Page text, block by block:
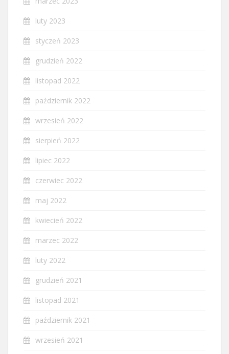
luty 2023
styczeń 2023
grudzień 2022
listopad 2022
październik 2022
wrzesień 2022
sierpień 2022
lipiec 2022
czerwiec 2022
maj 2022
kwiecień 2022
marzec 2022
luty 2022
grudzień 2021
listopad 2021
październik 2021
wrzesień 2021